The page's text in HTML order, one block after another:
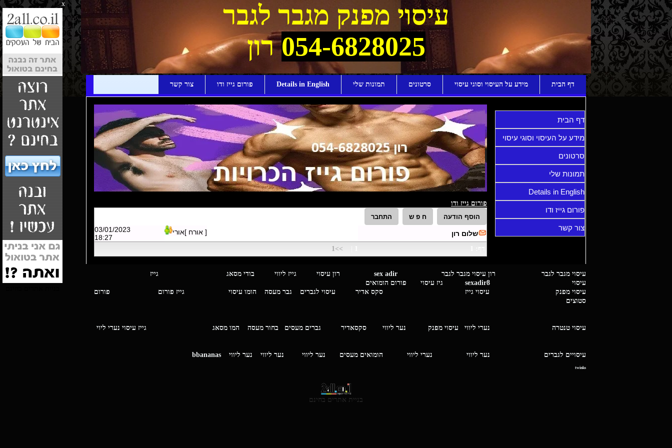
x
עיסוי מפנק מגבר לגבר
054-6828025רון
דף הבית מידע על העיסוי וסוגי עיסוי סרטונים תמונות שלי Details in English פורום גייז ודו צור קשר
דף הבית
מידע על העיסוי וסוגי עיסוי
סרטונים
תמונות שלי
Details in English
פורום גייז ודו
צור קשר
פורום גייז ודו
שלום רון [ אורח ]אורי
03/01/2023
18:27
>>1
עיסוי מגבר לגבר רון עיסוי מגבר לגבר sex adir רון עיסוי גייז ליווי בודי מסאג גייז
עיסוי sexadir8 גיז עיסוי פורום הומואים
עיסוי מפנק
עיסוי גייז סקס אדיר עיסוי לגברים גבר מעסה הומו עיסוי גייז פורום
פורום
סטוצים
עיסוי טנטרה נערי ליווי עיסוי מפנק נער ליווי סקסאדיר גברים מעסים בחור מעסה המו מסאג גייז עיסוי נערי ליוי
עיסויים לגברים נער ליווי נערי ליווי הומואים מעסים נער ליווי נער ליווי נער ליווי bbananas
twinks
בניית אתרים בחינם